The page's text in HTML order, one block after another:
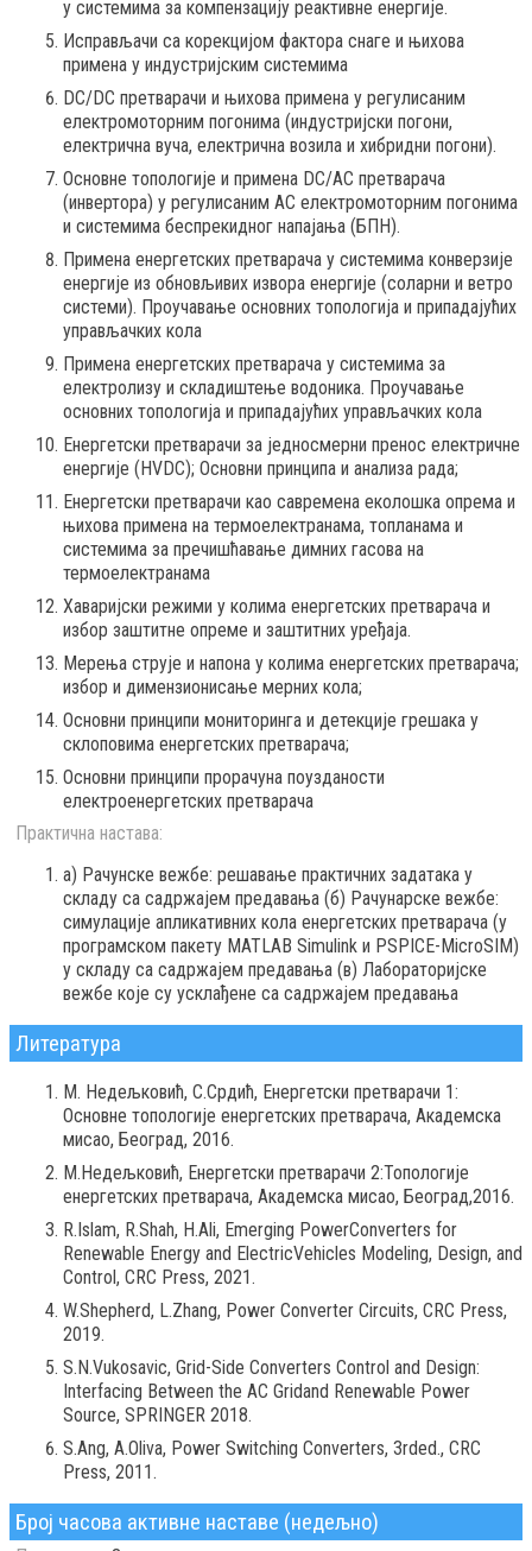
у системима за компензацију реактивне енергије.
Исправљачи са корекцијом фактора снаге и њихова
примена у индустријским системима
DC/DC претварачи и њихова примена у регулисаним
електромоторним погонима (индустријски погони,
електрична вуча, електрична возила и хибридни погони).
Основне топологије и примена DC/AC претварача
(инвертора) у регулисаним АС електромоторним погонима
и системима беспрекидног напајања (БПН).
Примена енергетских претварача у системима конверзије
енергије из обновљивих извора енергије (соларни и ветро
системи). Проучавање основних топологија и припадајућих
управљачких кола
Примена енергетских претварача у системима за
електролизу и складиштење водоника. Проучавање
основних топологија и припадајућих управљачких кола
Енергетски претварачи за једносмерни пренос електричне
енергије (HVDC); Основни принципа и анализа рада;
Енергетски претварачи као савремена еколошка опрема и
њихова примена на термоелектранама, топланама и
системима за пречишћавање димних гасова на
термоелектранама
Хаваријски режими у колима енергетских претварача и
избор заштитне опреме и заштитних уређаја.
Мерења струје и напона у колима енергетских претварача;
избор и димензионисање мерних кола;
Основни принципи мониторинга и детекције грешака у
склоповима енергетских претварача;
Основни принципи прорачуна поузданости
електроенергетских претварача
Практична настава:
a) Рачунске вежбе: решавање практичних задатака у
складу са садржајем предавања (б) Рачунарске вежбе:
симулације апликативних кола енергетских претварача (у
програмском пакету MATLAB Simulink и PSPICE-MicroSIM)
у складу са садржајем предавања (в) Лабораторијске
вежбе које су усклађене са садржајем предавања
Литература
М. Недељковић, С.Срдић, Енергетски претварачи 1:
Основне топологије енергетских претварача, Академска
мисао, Београд, 2016.
М.Недељковић, Енергетски претварачи 2:Топологије
енергетских претварача, Академска мисао, Београд,2016.
R.Islam, R.Shah, H.Ali, Emerging PowerConverters for
Renewable Energy and ElectricVehicles Modeling, Design, and
Control, CRC Press, 2021.
W.Shepherd, L.Zhang, Power Converter Circuits, CRC Press,
2019.
S.N.Vukosavic, Grid-Side Converters Control and Design:
Interfacing Between the AC Gridand Renewable Power
Source, SPRINGER 2018.
S.Ang, A.Oliva, Power Switching Converters, 3rded., CRC
Press, 2011.
Број часова активне наставе (недељно)